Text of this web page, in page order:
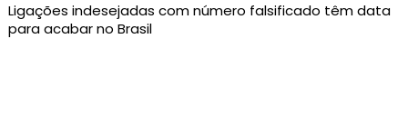
Ligações indesejadas com número falsificado têm data
para acabar no Brasil